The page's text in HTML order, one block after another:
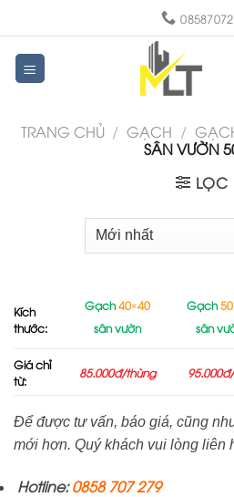
to
content
TRANG CHỦ / GẠCH /
SÂN VƯỜN
LỌC
Kích
thước:
Gạch40×40
sân vườn
Gạch
sân
Giá chỉ
từ:
85.000đ/thùng 95.000
Để được tư vấn, báo giá, cũng
mới hơn. Quý khách vui lòng liên
Hotline:0858 707 279